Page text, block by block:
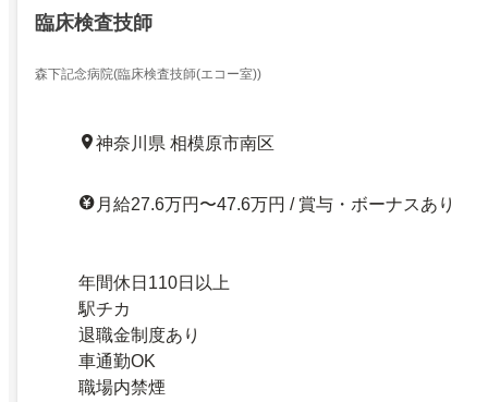
臨床検査技師
森下記念病院(臨床検査技師(エコー室))
神奈川県 相模原市南区
月給27.6万円〜47.6万円 / 賞与・ボーナスあり
年間休日110日以上
駅チカ
退職金制度あり
車通勤OK
職場内禁煙